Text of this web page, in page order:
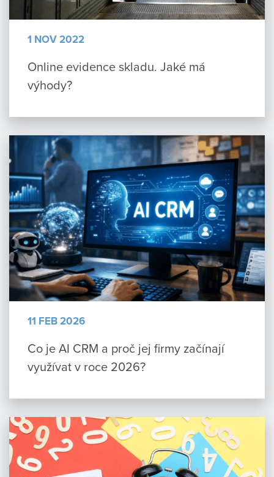
1 NOV 2022
Online evidence skladu. Jaké má
výhody?
11 FEB 2026
Co je AI CRM a proč jej firmy začínají
využívat v roce 2026?